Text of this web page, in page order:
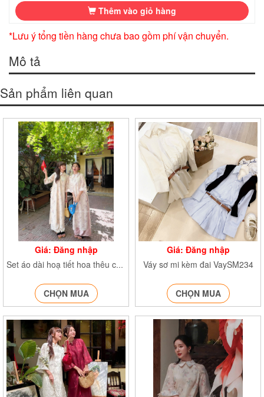
Thêm vào giỏ hàng
*Lưu ý tổng tiền hàng chưa bao gồm phí vận chuyển.
Mô tả
Sản phẩm liên quan
Giá: Đăng nhập
Set áo dài hoạ tiết hoa thêu cổ sen Aodai9558
CHỌN MUA
Giá: Đăng nhập
Váy sơ mi kèm đai VaySM234
CHỌN MUA